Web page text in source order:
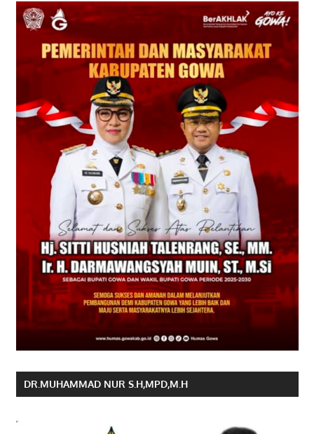
DR.MUHAMMAD NUR S.H,MPD,M.H